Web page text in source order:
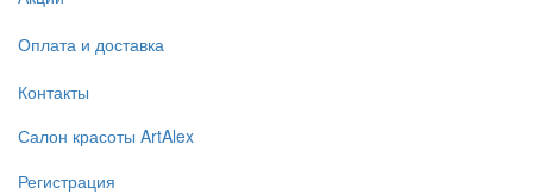
Оплата и доставка
Контакты
Салон красоты ArtAlex
Регистрация